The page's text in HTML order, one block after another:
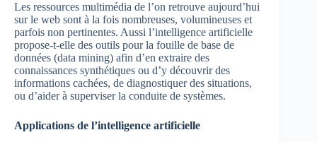
Les ressources multimédia de l’on retrouve aujourd’hui
sur le web sont à la fois nombreuses, volumineuses et
parfois non pertinentes. Aussi l’intelligence artificielle
propose-t-elle des outils pour la fouille de base de
données (data mining) afin d’en extraire des
connaissances synthétiques ou d’y découvrir des
informations cachées, de diagnostiquer des situations,
ou d’aider à superviser la conduite de systèmes.
Applications de l’intelligence artificielle